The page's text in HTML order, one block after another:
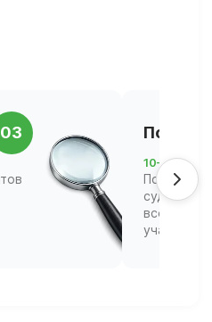
03 Подача
10–21 день
Подаём
суд и
всех